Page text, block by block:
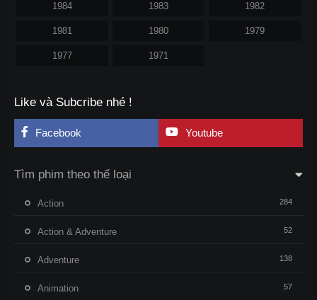
1984 1983 1982
1981 1980 1979
1977 1971
Like và Subcribe nhé !
Facebook Youtube
Tìm phim theo thể loại
Action 284
Action & Adventure 52
Adventure 138
Animation 57